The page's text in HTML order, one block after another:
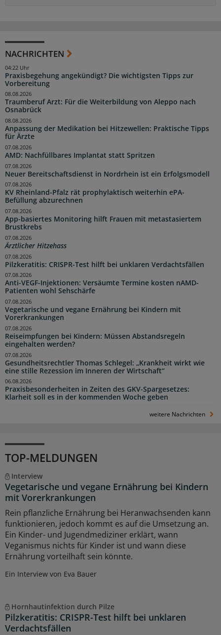
NACHRICHTEN
Praxisbegehung angekündigt? Die wichtigsten Tipps zur
Vorbereitung
04:22 Uhr
Traumberuf Arzt: Für die Weiterbildung von Aleppo nach
Osnabrück
08.08.2026
Anpassung der Medikation bei Hitzewellen: Praktische Tipps
für Ärzte
08.08.2026
AMD: Nachfüllbares Implantat statt Spritzen
07.08.2026
Neuer Bereitschaftsdienst in Nordrhein ist ein Erfolgsmodell
07.08.2026
KV Rheinland-Pfalz rät prophylaktisch weiterhin ePA-
Befüllung abzurechnen
07.08.2026
App-basiertes Monitoring hilft Frauen mit metastasiertem
Brustkrebs
07.08.2026
Ärztlicher Hitzehass
07.08.2026
Pilzkeratitis: CRISPR-Test hilft bei unklaren Verdachtsfällen
07.08.2026
Anti-VEGF-Injektionen: Versäumte Termine kosten nAMD-
Patienten wohl Sehschärfe
07.08.2026
Vegetarische und vegane Ernährung bei Kindern mit
Vorerkrankungen
07.08.2026
Reiseimpfungen bei Kindern: Müssen Abstandsregeln
eingehalten werden?
07.08.2026
Gesundheitsrechtler Thomas Schlegel: „Krankheit wirkt wie
eine stille Rezession im Inneren der Wirtschaft“
07.08.2026
Praxisbesonderheiten in Zeiten des GKV-Spargesetzes:
Klarheit soll es in der kommenden Woche geben
06.08.2026
weitere Nachrichten
TOP-MELDUNGEN
Interview
Vegetarische und vegane Ernährung bei Kindern
mit Vorerkrankungen
Rein pflanzliche Ernährung bei Heranwachsenden kann
funktionieren, jedoch kommt es auf die Umsetzung an.
Ein Kinder- und Jugendmediziner erklärt, wann
Veganismus nichts für Kinder ist und wann diese
Ernährung vorteilhaft sein könnte.
Ein Interview von Eva Bauer
Hornhautinfektion durch Pilze
Pilzkeratitis: CRISPR-Test hilft bei unklaren
Verdachtsfällen